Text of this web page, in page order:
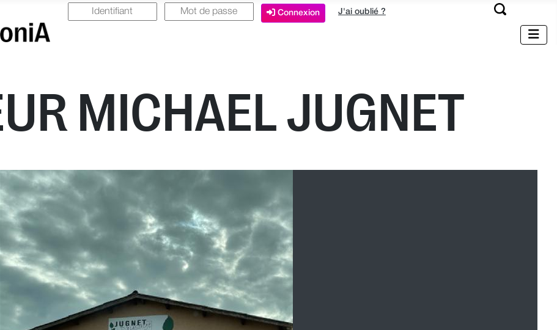
Connexion J'ai oublié ?
MICHAEL JUGNET